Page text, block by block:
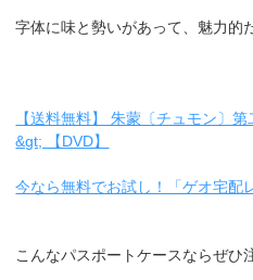
字体に味と勢いがあって、魅力的
【送料無料】 朱蒙〔チュモン〕
&gt; 【DVD】
今なら無料でお試し！「ゲオ宅配
こんなパスポートケースならぜひ